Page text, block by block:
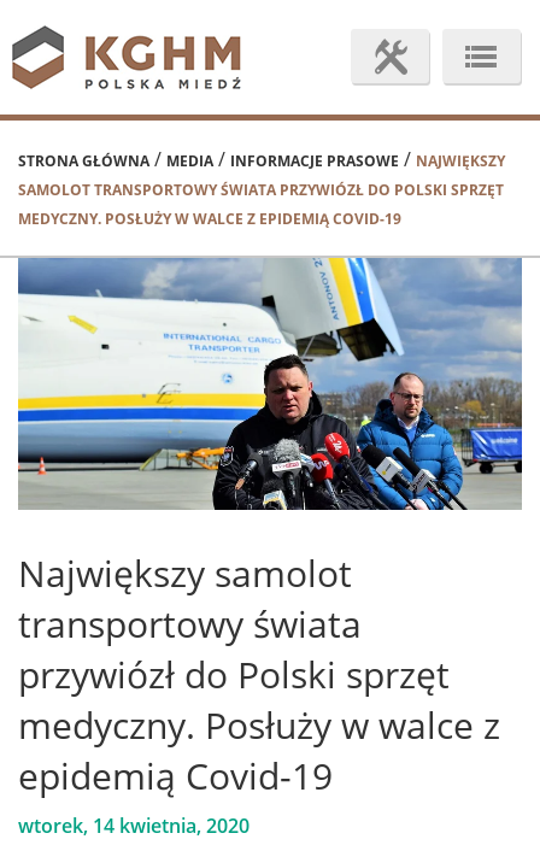
STRONA GŁÓWNA/ MEDIA/ INFORMACJE PRASOWE / NAJWIĘKSZY
SAMOLOT TRANSPORTOWY ŚWIATA PRZYWIÓZŁ DO POLSKI SPRZĘT
MEDYCZNY. POSŁUŻY W WALCE Z EPIDEMIĄ COVID-19
Największy samolot
transportowy świata
przywiózł do Polski sprzęt
medyczny. Posłuży w walce z
epidemią Covid-19
wtorek, 14 kwietnia, 2020